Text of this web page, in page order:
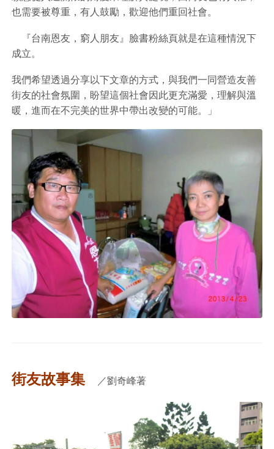
也需要被尊重，有人鼓勵，歡迎他們重回社會。
『台南恩友，窮人朋友』臉書粉絲頁就是在這種情況下
成立。
我們希望透過分享以下文章的方式，與我們一同營造友善
街友的社會氛圍，盼望這個社會因此更充滿愛，理解與溫
暖，進而在不完美的世界中帶出改變的可能。」
街友故事集 ／劉奇峰著